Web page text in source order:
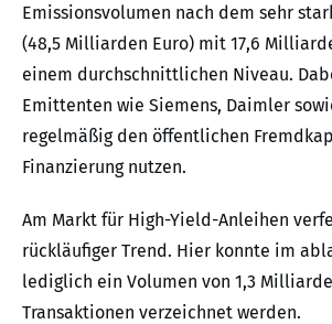
Emissionsvolumen nach dem sehr
(48,5 Milliarden Euro) mit 17,6
einem durchschnittlichen Niveau.
Emittenten wie Siemens, Daimler
regelmäßig den öffentlichen
Finanzierung nutzen.
Am Markt für High-Yield-Anleihen
rückläufiger Trend. Hier konnte im
lediglich ein Volumen von 1,3
Transaktionen verzeichnet werden.